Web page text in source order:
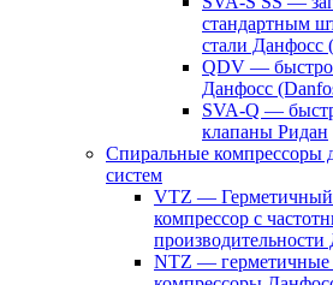
стандартным
стали Данфосс
QDV —
Данфосс
SVA-Q —
клапаны Ридан
Спиральные компрессоры
систем
VTZ —
компрессор с
NTZ —